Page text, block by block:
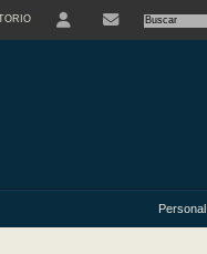
Personal